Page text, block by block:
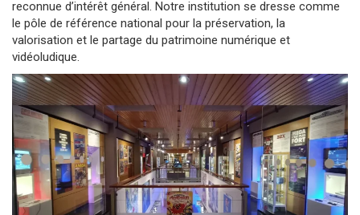
reconnue d’intérêt général. Notre institution se dresse comme
le pôle de référence national pour la préservation, la
valorisation et le partage du patrimoine numérique et
vidéoludique.